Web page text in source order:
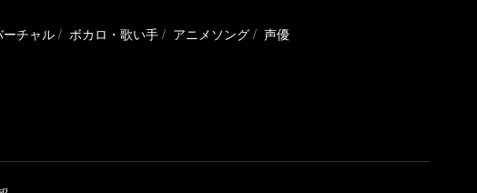
ーチャル ボカロ・歌い手 アニメソング 声優